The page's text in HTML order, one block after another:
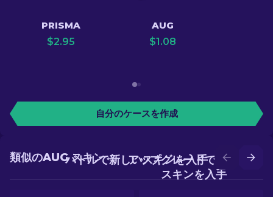
PRISMA
$2.95
AUG
$1.08
自分のケースを作成
アップグレードでより良い
スキンを入手
バトルで新しいスキンを入手
類似のAUG スキン